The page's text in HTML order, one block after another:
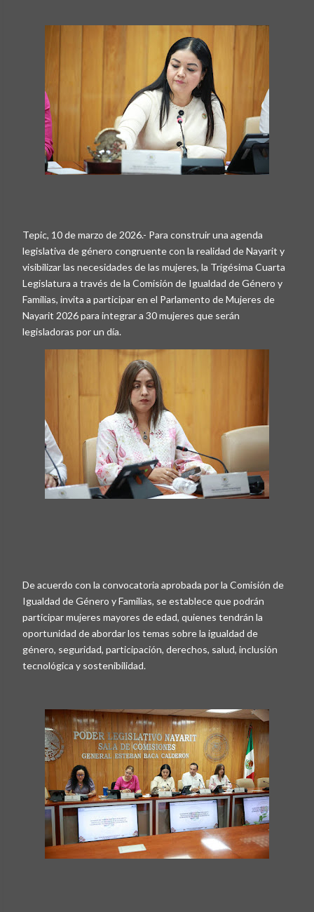
Tepic, 10 de marzo de 2026.- Para construir una agenda
legislativa de género congruente con la realidad de Nayarit y
visibilizar las necesidades de las mujeres, la Trigésima Cuarta
Legislatura a través de la Comisión de Igualdad de Género y
Familias, invita a participar en el Parlamento de Mujeres de
Nayarit 2026 para integrar a 30 mujeres que serán
legisladoras por un día.
De acuerdo con la convocatoria aprobada por la Comisión de
Igualdad de Género y Familias, se establece que podrán
participar mujeres mayores de edad, quienes tendrán la
oportunidad de abordar los temas sobre la igualdad de
género, seguridad, participación, derechos, salud, inclusión
tecnológica y sostenibilidad.